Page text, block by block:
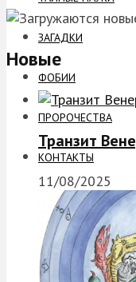
ЗАГАДКИ
ФОБИИ
ПРОРОЧЕСТВА
КОНТАКТЫ
Новые
Транзит
11/08/2025